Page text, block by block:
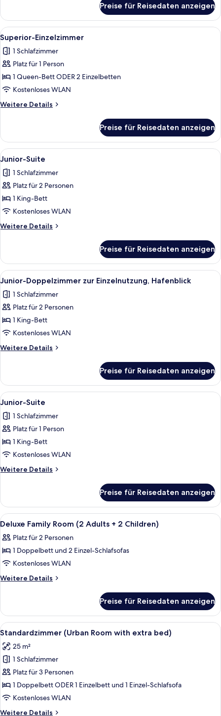
anzeigen
Doppelzimmer
zur
Einzelnutzung
(Urban
Room)
Preise für Reisedaten anzeigen
Alle
Fotos
für
Superior-
Einzelzimmer
anzeigen
Daunenbettdecken, Minibar,
6
Superior-Einzelzimmer
1 Schlafzimmer
Platz für 1 Person
1 Queen-Bett ODER 2 Einzelbetten
Kostenloses WLAN
Weitere Details
Weitere
Einzelzimmer
Preise für Reisedaten anzeigen
Alle
Fotos
für
Junior-
Suite
anzeigen
Daunenbettdecken, Minibar,
5
Junior-Suite
1 Schlafzimmer
Platz für 2 Personen
1 King-Bett
Kostenloses WLAN
Weitere Details
Weitere
Suite
Preise für Reisedaten anzeigen
Alle
Fotos
für
Junior-
Doppelzimmer
zur
Einzelnutzung,
Hafenblick
Daunenbettdecken, Minibar,
5
Junior-Doppelzimmer zur Einzelnutzung, Hafenblick
1 Schlafzimmer
Platz für 2 Personen
1 King-Bett
Kostenloses WLAN
Weitere Details
Weitere
Doppelzimmer
zur
Einzelnutzung,
Preise für Reisedaten anzeigen
Alle
Fotos
für
Junior-
Suite
anzeigen
Daunenbettdecken, Minibar,
5
Junior-Suite
1 Schlafzimmer
Platz für 1 Person
1 King-Bett
Kostenloses WLAN
Weitere Details
Weitere
Suite
Preise für Reisedaten anzeigen
Alle
Fotos
für
Deluxe
Family
Room
+
2
Children)
anzeigen
Daunenbettdecken, Minibar,
4
Deluxe Family Room (2 Adults + 2 Children)
Platz für 2 Personen
1 Doppelbett und 2 Einzel-Schlafsofas
Kostenloses WLAN
Weitere Details
Weitere
Family
Room
(2
+
2
Preise für Reisedaten anzeigen
Alle
Fotos
für
Standardzimmer
(Urban
Room
with
Daunenbettdecken, Minibar,
4
Standardzimmer (Urban Room with extra bed)
25 m²
1 Schlafzimmer
Platz für 3 Personen
1 Doppelbett ODER 1 Einzelbett und 1 Einzel-Schlafsofa
Kostenloses WLAN
Weitere Details
Weitere